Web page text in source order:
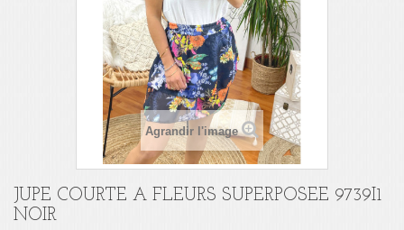
Agrandir l'image
JUPE COURTE A FLEURS SUPERPOSEE 9739I1
NOIR